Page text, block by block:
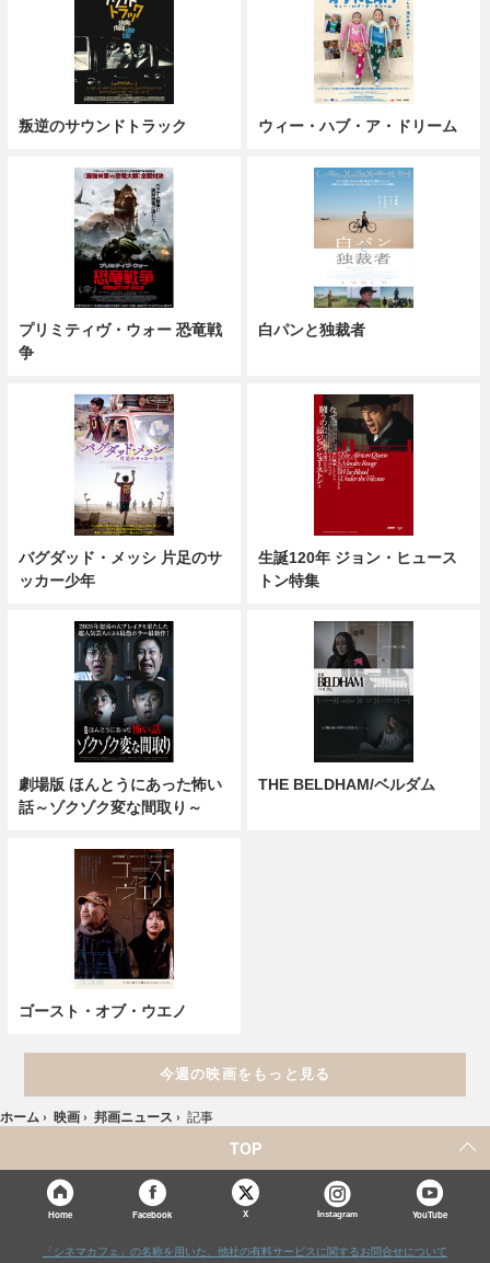
叛逆のサウンドトラック ウィー・ハブ・ア・ドリーム
プリミティヴ・ウォー 恐竜戦
争
白パンと独裁者
バグダッド・メッシ 片足のサ
ッカー少年
生誕120年 ジョン・ヒュース
トン特集
劇場版 ほんとうにあった怖い
話～ゾクゾク変な間取り～
THE BELDHAM/ベルダム
ゴースト・オブ・ウエノ
今週の映画をもっと見る
ホーム › 映画 › 邦画ニュース › 記事
TOP
Home Facebook X Instagram YouTube
「シネマカフェ」の名称を用いた、他社の有料サービスに関するお問合せについて